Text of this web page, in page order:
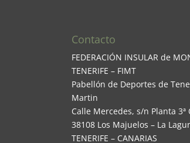
Contacto
FEDERACIÓN INSULAR de
TENERIFE – FIMT
Pabellón de Deportes de
Martin
Calle Mercedes, s/n Planta 3ª
38108 Los Majuelos – La
TENERIFE – CANARIAS